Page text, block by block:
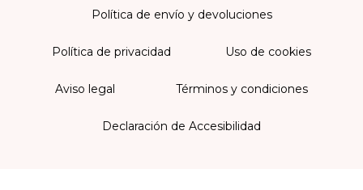
Política de envío y devoluciones
Política de privacidad Uso de cookies
Aviso legal Términos y condiciones
Declaración de Accesibilidad